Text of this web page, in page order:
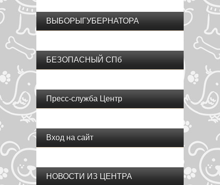
ВЫБОРЫГУБЕРНАТОРА
БЕЗОПАСНЫЙ СПб
Пресс-служба Центр
Вход на сайт
НОВОСТИ ИЗ ЦЕНТРА